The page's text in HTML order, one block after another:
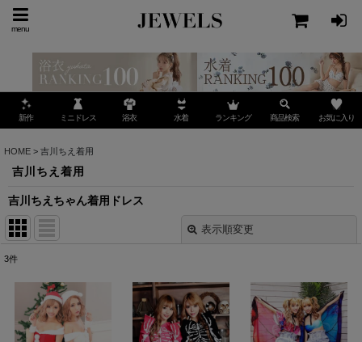
menu
新作 ミニドレス 浴衣 水着 ランキング 商品検索 お気に入り
HOME > 吉川ちえ着用
吉川ちえ着用
吉川ちえちゃん着用ドレス
表示順変更
並び順 :
3件